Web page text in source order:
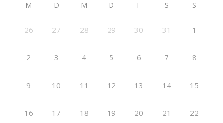
M D M D F S S
26 27 28 29 30 31 1
2 3 4 5 6 7 8
9 10 11 12 13 14 15
16 17 18 19 20 21 22